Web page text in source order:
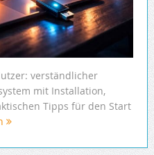
verständlicher
mit Installation,
Tipps für den Start